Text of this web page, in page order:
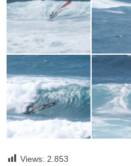
Views: 2.853